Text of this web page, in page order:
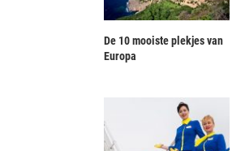
De 10 mooiste plekjes van
Europa